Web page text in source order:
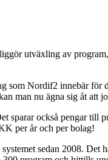
utväxling av
som Nordif2 innebär
man nu ägna sig åt att
sparar också pengar till
per år och per bolag!
sedan 2008. Det